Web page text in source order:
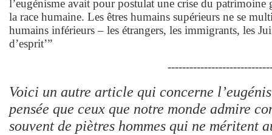
l’eugénisme avait pour postulat une crise du
la race humaine. Les êtres humains supérieurs ne se
humains inférieurs – les étrangers, les immigrants, les
d’esprit’”
Voici un autre article qui concerne
pensée que ceux que notre monde admire
souvent de piètres hommes qui ne méritent